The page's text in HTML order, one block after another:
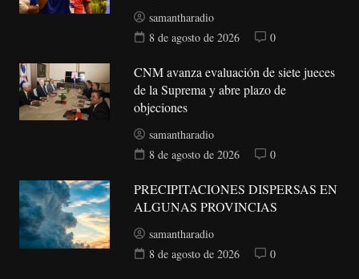
samantharadio
8 de agosto de 2026
0
CNM avanza evaluación de siete jueces
de la Suprema y abre plazo de
objeciones
samantharadio
8 de agosto de 2026
0
PRECIPITACIONES DISPERSAS EN
ALGUNAS PROVINCIAS
samantharadio
8 de agosto de 2026
0